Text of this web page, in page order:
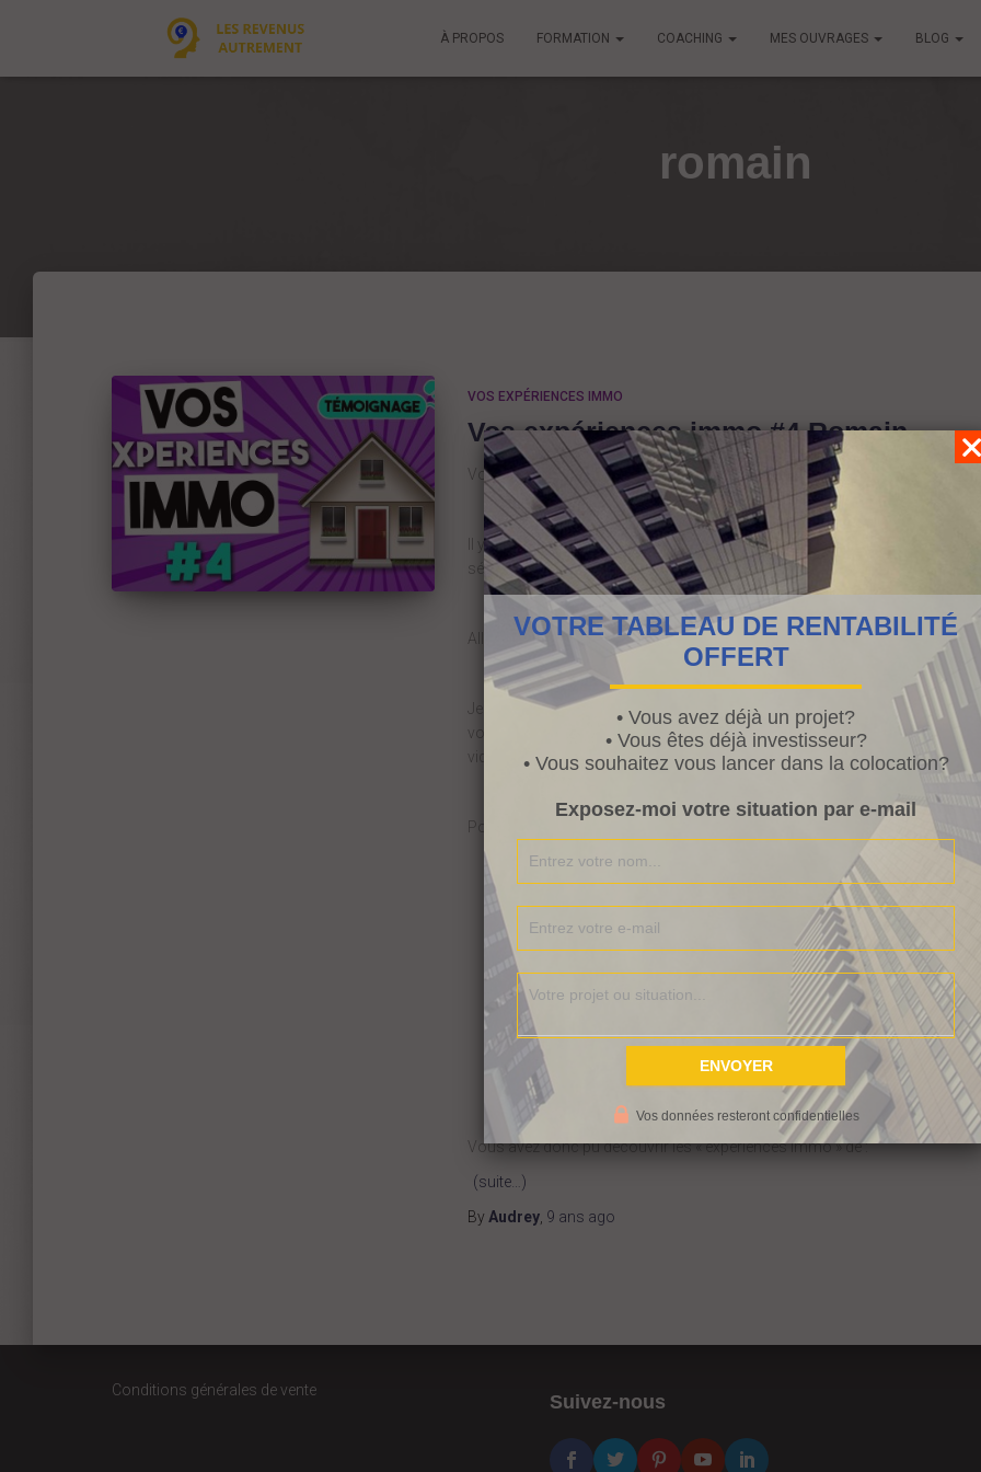
À PROPOS FORMATION COACHING MES OUVRAGES BLOG
romain
VOS EXPÉRIENCES IMMO
Vos expériences immo #4 Romain
Vos expériences immo #4 Romain
Il y a quelques jours, vous avez découvert les premières vidéos de la
série «Vos expériences immo« .
Aller, aller parce que je suis sympa, je vous redonne les conditions :
Je vous avais demandé, il y a quelques jours, de nous raconter
votre ou vos expérience(s) inspirante(s) en immobilier locatif en
vidéo de 5/6 minutes.
se présenter, prénom, situation familiale, professionnelle,
âge, salaire perçu (non obligatoire),…
de nous expliquer pourquoi vous avez décidé de franchir le
pas (quel a été votre élément déclencheur)
de raconter votre histoire immo,
dans quoi avez vous
investi (hors résidence principale)
de donner vos 3 meilleurs conseils
qui permettraient un
passage à l’action de nos lecteurs (oui oui on parle bien de
vous là qui lisez l’article et qui hésitez à franchir le pas :-))
Vous avez donc pu découvrir les « expériences immo » de :
(suite…)
By Audrey 9 ans ago
Conditions générales de vente
Suivez-nous
VOTRE TABLEAU DE RENTABILITÉ
OFFERT
• Vous avez déjà un projet?
• Vous êtes déjà investisseur?
• Vous souhaitez vous lancer dans la colocation?
Exposez-moi votre situation par e-mail
Vos données resteront confidentielles